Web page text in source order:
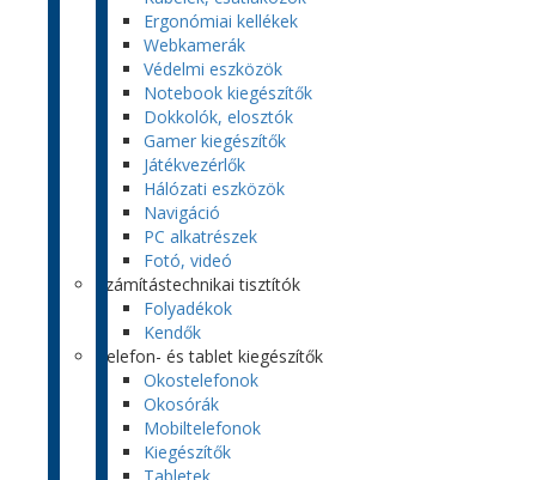
Ergonómiai kellékek
Webkamerák
Védelmi eszközök
Notebook kiegészítők
Dokkolók, elosztók
Gamer kiegészítők
Játékvezérlők
Hálózati eszközök
Navigáció
PC alkatrészek
Fotó, videó
Számítástechnikai tisztítók
Folyadékok
Kendők
Telefon- és tablet kiegészítők
Okostelefonok
Okosórák
Mobiltelefonok
Kiegészítők